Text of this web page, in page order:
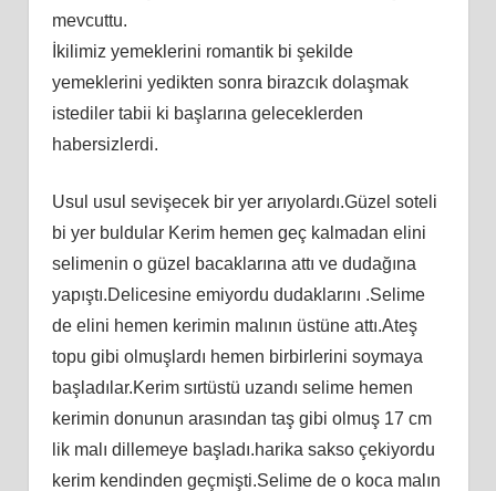
mevcuttu.
İkilimiz yemeklerini romantik bi şekilde
yemeklerini yedikten sonra birazcık dolaşmak
istediler tabii ki başlarına geleceklerden
habersizlerdi.
Usul usul sevişecek bir yer arıyolardı.Güzel soteli
bi yer buldular Kerim hemen geç kalmadan elini
selimenin o güzel bacaklarına attı ve dudağına
yapıştı.Delicesine emiyordu dudaklarını .Selime
de elini hemen kerimin malının üstüne attı.Ateş
topu gibi olmuşlardı hemen birbirlerini soymaya
başladılar.Kerim sırtüstü uzandı selime hemen
kerimin donunun arasından taş gibi olmuş 17 cm
lik malı dillemeye başladı.harika sakso çekiyordu
kerim kendinden geçmişti.Selime de o koca malın